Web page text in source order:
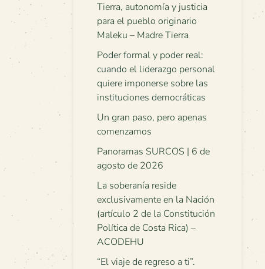
Tierra, autonomía y justicia
para el pueblo originario
Maleku – Madre Tierra
Poder formal y poder real:
cuando el liderazgo personal
quiere imponerse sobre las
instituciones democráticas
Un gran paso, pero apenas
comenzamos
Panoramas SURCOS | 6 de
agosto de 2026
La soberanía reside
exclusivamente en la Nación
(artículo 2 de la Constitución
Política de Costa Rica) –
ACODEHU
“El viaje de regreso a ti”.